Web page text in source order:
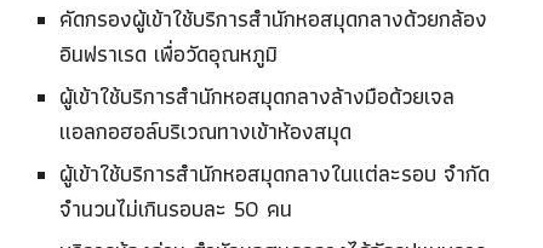
คัดกรองผู้เข้าใช้บริการสำนักหอสมุดกลางด้วยกล้อง
อินฟราเรด เพื่อวัดอุณหภูมิ
ผู้เข้าใช้บริการสำนักหอสมุดกลางล้างมือด้วยเจล
แอลกอฮอล์บริเวณทางเข้าห้องสมุด
ผู้เข้าใช้บริการสำนักหอสมุดกลางในแต่ละรอบ จำกัด
จำนวนไม่เกินรอบละ 50 คน